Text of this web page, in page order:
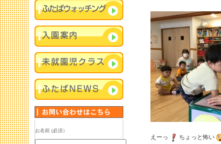
えーっ ちょっと怖い
お名前 (必須）